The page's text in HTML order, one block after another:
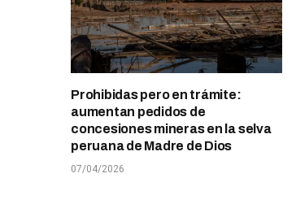
Prohibidas pero en trámite:
aumentan pedidos de
concesiones mineras en la selva
peruana de Madre de Dios
07/04/2026